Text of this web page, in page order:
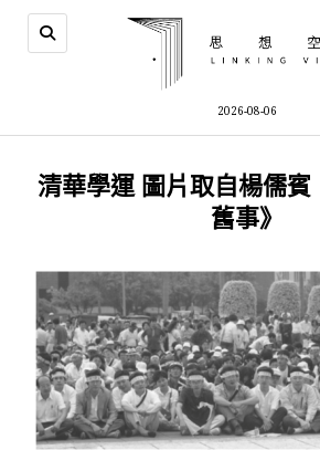
2026-08-06
清華學運 圖片取自楊儒
舊事》